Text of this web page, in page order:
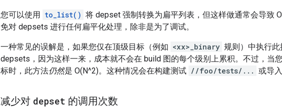
您可以使用 to_list() 将 depset 强制转换为扁平列表，但这样做通常会导致
免对 depsets 进行任何扁平化处理，除非是为了调试。
一种常见的误解是，如果您仅在顶级目标（例如 <xx>_binary 规则）中执行
depsets，因为这样一来，成本就不会在 build 图的每个级别上累积。不过，当
标时，此方法仍然是 O(N^2)。这种情况会在构建测试 //foo/tests/... 或导
减少对 depset 的调用次数